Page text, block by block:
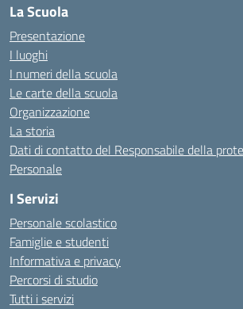
La Scuola
Presentazione
I luoghi
I numeri della scuola
Le carte della scuola
Organizzazione
La storia
Dati di contatto del Responsabile della
Personale
I Servizi
Personale scolastico
Famiglie e studenti
Informativa e privacy
Percorsi di studio
Tutti i servizi